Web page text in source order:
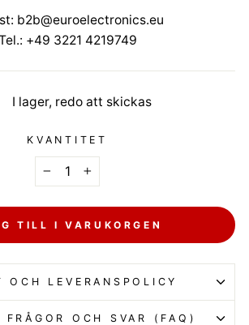
b2b@euroelectronics.eu
+49 3221 4219749
I lager, redo att skickas
KVANTITET
+
TILL I VARUKORGEN
OCH LEVERANSPOLICY
FRÅGOR OCH SVAR (FAQ)